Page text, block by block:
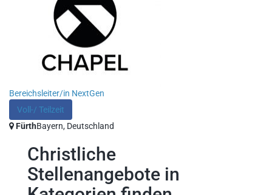
Bereichsleiter/in NextGen
Voll-/ Teilzeit
FürthBayern, Deutschland
Christliche
Stellenangebote in